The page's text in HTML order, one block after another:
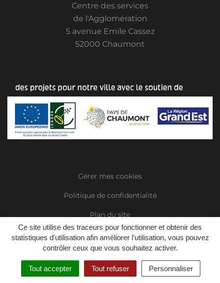
Ce site utilise des traceurs pour fonctionner et obtenir des
statistiques d'utilisation afin améliorer l'utilisation, vous pouvez
contrôler ceux que vous souhaitez activer.
Tout accepter Tout refuser Personnaliser
Centre des services
de l'Agglomération
5 avenue Emile Cassez
52000 Chaumont
Gérer mes cookies
Politique de confidentialité
Plan du site
Accessibilité
Mentions Légales